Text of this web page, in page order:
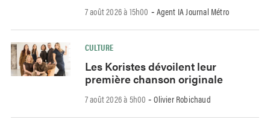
7 août 2026 à 15h00 - Agent IA Journal Métro
CULTURE
Les Koristes dévoilent leur
première chanson originale
7 août 2026 à 5h00 -Olivier Robichaud